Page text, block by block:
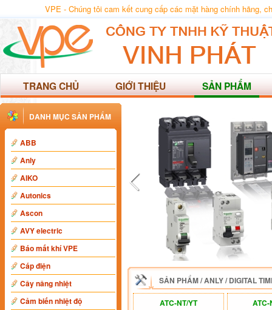
VPE - Chúng tôi cam kết cung cấp các mặt hàng chính hãng,
TRANG CHỦ GIỚI THIỆU SẢN PHẨM
DANH MỤC SẢN PHẨM
ABB
Anly
AIKO
Autonics
Ascon
AVY electric
Báo mất khí VPE
Cáp điện
Cây nâng nhiệt
Cảm biến nhiệt độ
SẢN PHẨM/ANLY/DIGITAL
ATC-NT/YT ATC-